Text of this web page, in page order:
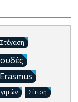
Στέγαση
Erasmus
Σίτιση